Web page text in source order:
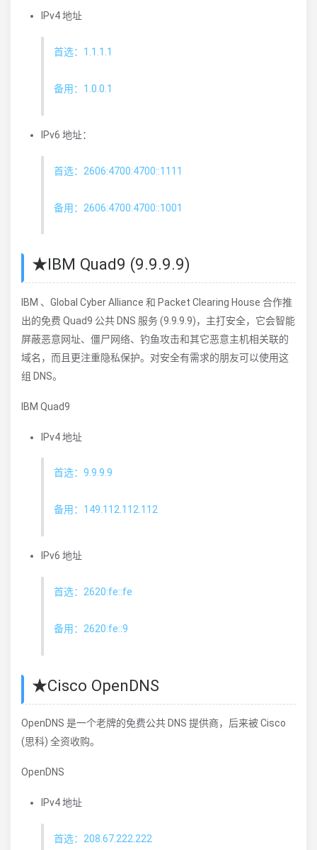
IPv4 地址
首选：1.1.1.1
备用：1.0.0.1
IPv6 地址：
首选：2606:4700:4700::1111
备用：2606:4700:4700::1001
★IBM Quad9 (9.9.9.9)
IBM 、Global Cyber Alliance 和 Packet Clearing House 合作推
出的免费 Quad9 公共 DNS 服务 (9.9.9.9)，主打安全，它会智能
屏蔽恶意网址、僵尸网络、钓鱼攻击和其它恶意主机相关联的
域名，而且更注重隐私保护。对安全有需求的朋友可以使用这
组 DNS。
IBM Quad9
IPv4 地址
首选：9.9.9.9
备用：149.112.112.112
IPv6 地址
首选：2620:fe::fe
备用：2620:fe::9
★Cisco OpenDNS
OpenDNS 是一个老牌的免费公共 DNS 提供商，后来被 Cisco
(思科) 全资收购。
OpenDNS
IPv4 地址
首选：208.67.222.222